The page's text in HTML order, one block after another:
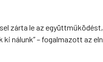
zárta le az együttműködést,
nálunk” – fogalmazott az